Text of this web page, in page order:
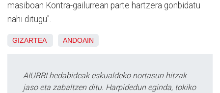
masiboan Kontra-gailurrean parte hartzera gonbidatu
nahi ditugu".
GIZARTEA ANDOAIN
AIURRI hedabideak eskualdeko nortasun hitzak
jaso eta zabaltzen ditu. Harpidedun eginda, tokiko